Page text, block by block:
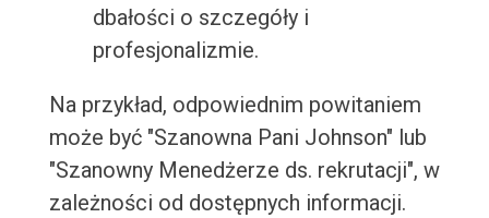
dbałości o szczegóły i
profesjonalizmie.
Na przykład, odpowiednim powitaniem
może być "Szanowna Pani Johnson" lub
"Szanowny Menedżerze ds. rekrutacji", w
zależności od dostępnych informacji.